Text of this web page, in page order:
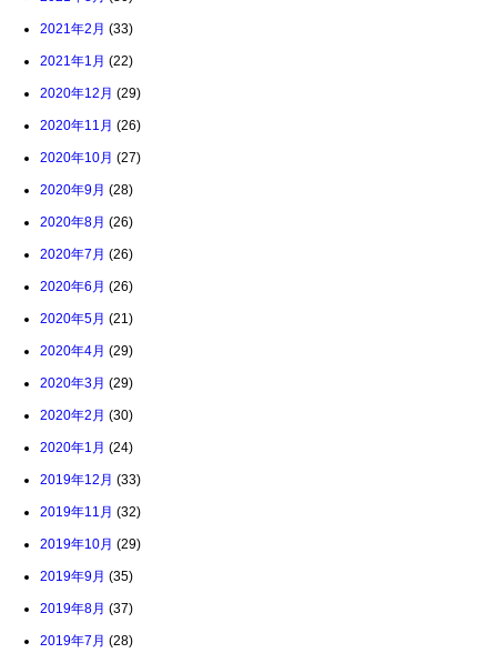
2021年2月 (33)
2021年1月 (22)
2020年12月 (29)
2020年11月 (26)
2020年10月 (27)
2020年9月 (28)
2020年8月 (26)
2020年7月 (26)
2020年6月 (26)
2020年5月 (21)
2020年4月 (29)
2020年3月 (29)
2020年2月 (30)
2020年1月 (24)
2019年12月 (33)
2019年11月 (32)
2019年10月 (29)
2019年9月 (35)
2019年8月 (37)
2019年7月 (28)